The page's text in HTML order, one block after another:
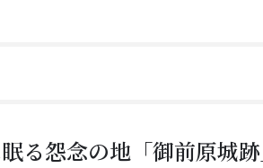
る怨念の地「御前原城